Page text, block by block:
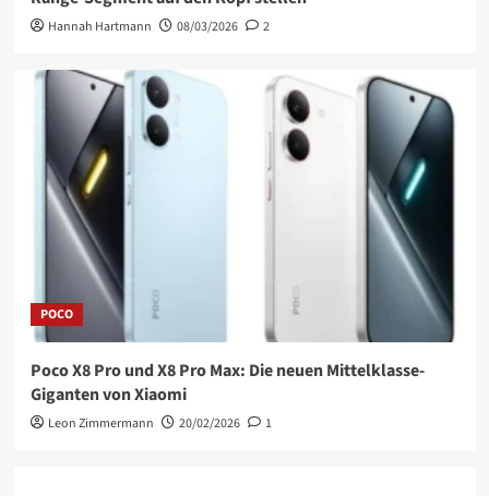
Hannah Hartmann 08/03/2026 2
POCO
Poco X8 Pro und X8 Pro Max: Die neuen Mittelklasse-
Giganten von Xiaomi
Leon Zimmermann 20/02/2026 1